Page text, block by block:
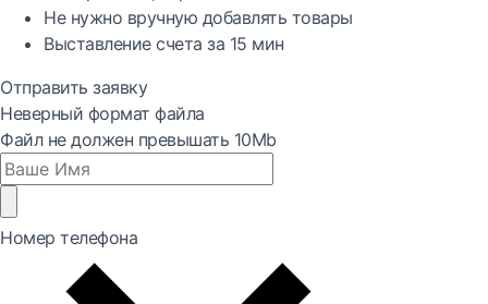
Не нужно вручную добавлять товары
Выставление счета за 15 мин
Отправить заявку
Неверный формат файла
Файл не должен превышать 10Mb
Номер телефона